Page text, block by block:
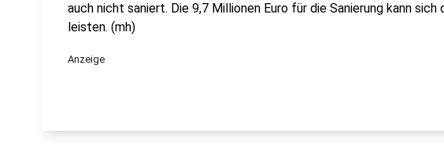
auch nicht saniert. Die 9,7 Millionen Euro für die Sanierung kann
leisten. (mh)
Anzeige